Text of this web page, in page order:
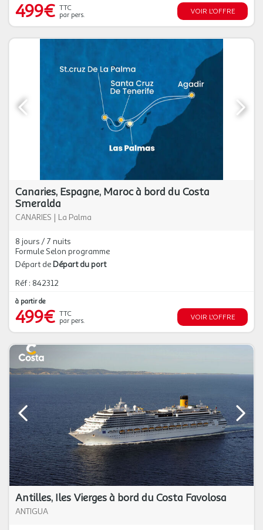
499€ TTC
par pers.
VOIR L'OFFRE
Canaries, Espagne, Maroc à bord du Costa
Smeralda
CANARIES | La Palma
8 jours / 7 nuits
Formule Selon programme
Départ de Départ du port
Réf : 842312
à partir de
499€ TTC
par pers.
VOIR L'OFFRE
Antilles, Iles Vierges à bord du Costa Favolosa
ANTIGUA